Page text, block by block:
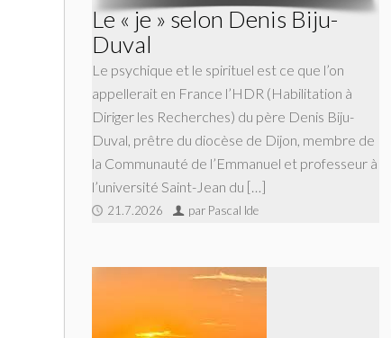
Le « je » selon Denis Biju-
Duval
Le psychique et le spirituel est ce que l’on
appellerait en France l’HDR (Habilitation à
Diriger les Recherches) du père Denis Biju-
Duval, prêtre du diocèse de Dijon, membre de
la Communauté de l’Emmanuel et professeur à
l’université Saint-Jean du […]
21.7.2026 par Pascal Ide